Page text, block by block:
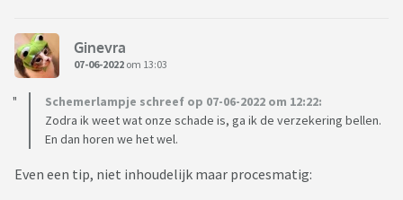
Ginevra
07-06-2022 om 13:03
Schemerlampje schreef op 07-06-2022 om 12:22:
Zodra ik weet wat onze schade is, ga ik de verzekering bellen.
En dan horen we het wel.
Even een tip, niet inhoudelijk maar procesmatig: